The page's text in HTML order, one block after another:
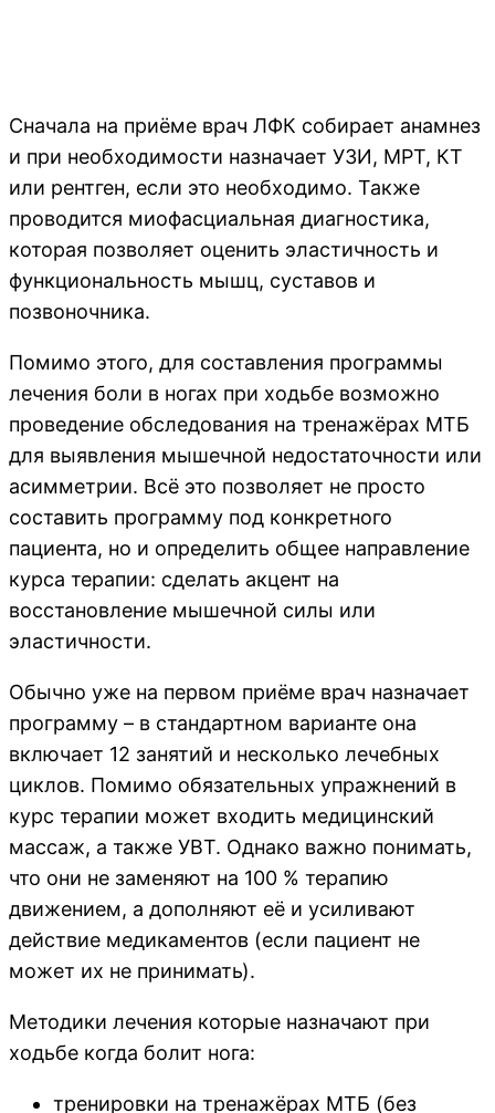
Сначала на приёме врач ЛФК собирает анамнез
и при необходимости назначает УЗИ, МРТ, КТ
или рентген, если это необходимо. Также
проводится миофасциальная диагностика,
которая позволяет оценить эластичность и
функциональность мышц, суставов и
позвоночника.
Помимо этого, для составления программы
лечения боли в ногах при ходьбе возможно
проведение обследования на тренажёрах МТБ
для выявления мышечной недостаточности или
асимметрии. Всё это позволяет не просто
составить программу под конкретного
пациента, но и определить общее направление
курса терапии: сделать акцент на
восстановление мышечной силы или
эластичности.
Обычно уже на первом приёме врач назначает
программу – в стандартном варианте она
включает 12 занятий и несколько лечебных
циклов. Помимо обязательных упражнений в
курс терапии может входить медицинский
массаж, а также УВТ. Однако важно понимать,
что они не заменяют на 100 % терапию
движением, а дополняют её и усиливают
действие медикаментов (если пациент не
может их не принимать).
Методики лечения которые назначают при
ходьбе когда болит нога:
тренировки на тренажёрах МТБ (без